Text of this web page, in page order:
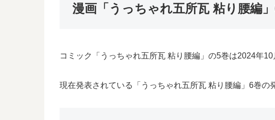
漫画「うっちゃれ五所瓦 粘り腰編
コミック「うっちゃれ五所瓦 粘り腰編」の5巻は2024年
現在発表されている「うっちゃれ五所瓦 粘り腰編」6巻の